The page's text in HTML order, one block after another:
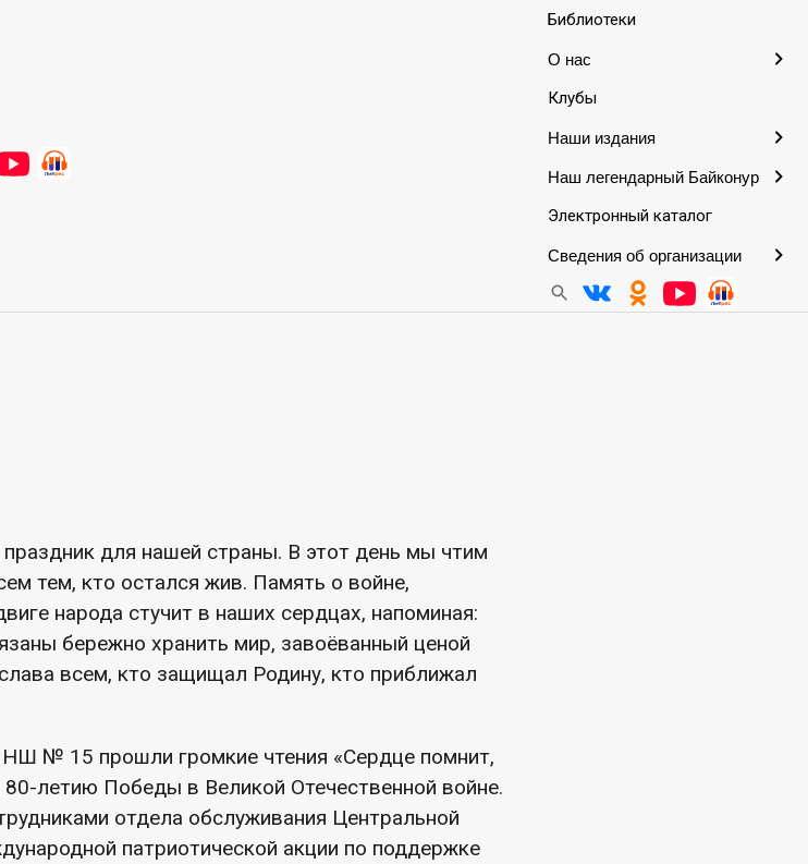
Библиотеки
О нас
Клубы
Наши издания
Наш легендарный Байконур
Электронный каталог
Сведения об организации
для нашей страны. В этот день мы чтим
тем, кто остался жив. Память о войне,
народа стучит в наших сердцах, напоминая:
бережно хранить мир, завоёванный ценой
всем, кто защищал Родину, кто приближал
№ 15 прошли громкие чтения «Сердце помнит,
80-летию Победы в Великой Отечественной войне.
отдела обслуживания Центральной
патриотической акции по поддержке